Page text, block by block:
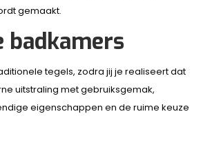
gemaakt.
badkamers
tegels, zodra jij je realiseert dat
uitstraling met gebruiksgemak,
eigenschappen en de ruime keuze